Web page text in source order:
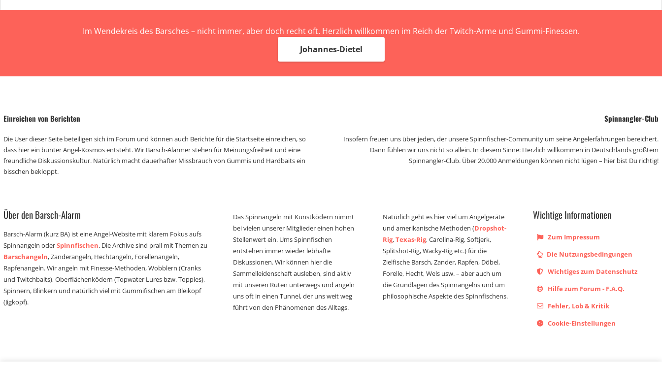
Im Wendekreis des Barsches – nicht immer, aber doch recht oft. Herzlich willkommen im Reich der Twitch-Arme und Gummi-Finessen.
Johannes-Dietel
Einreichen von Berichten
Die User dieser Seite beteiligen sich im Forum und können auch Berichte für die Startseite einreichen, so
dass hier ein bunter Angel-Kosmos entsteht. Wir Barsch-Alarmer stehen für Meinungsfreiheit und eine
freundliche Diskussionskultur. Natürlich macht dauerhafter Missbrauch von Gummis und Hardbaits ein
bisschen bekloppt.
Spinnangler-Club
Insofern freuen uns über jeden, der unsere Spinnfischer-Community um seine Angelerfahrungen bereichert.
Dann fühlen wir uns nicht so allein. In diesem Sinne: Herzlich willkommen in Deutschlands größtem
Spinnangler-Club. Über 20.000 Anmeldungen können nicht lügen – hier bist Du richtig!
Über den Barsch-Alarm
Barsch-Alarm (kurz BA) ist eine Angel-Website mit klarem Fokus aufs
Spinnangeln oderSpinnfischen. Die Archive sind prall mit Themen zu
Barschangeln, Zanderangeln, Hechtangeln, Forellenangeln,
Rapfenangeln. Wir angeln mit Finesse-Methoden, Wobblern (Cranks
und Twitchbaits), Oberflächenködern (Topwater Lures bzw. Toppies),
Spinnern, Blinkern und natürlich viel mit Gummifischen am Bleikopf
(Jigkopf).
Das Spinnangeln mit Kunstködern nimmt
bei vielen unserer Mitglieder einen hohen
Stellenwert ein. Ums Spinnfischen
entstehen immer wieder lebhafte
Diskussionen. Wir können hier die
Sammelleidenschaft ausleben, sind aktiv
mit unseren Ruten unterwegs und angeln
uns oft in einen Tunnel, der uns weit weg
führt von den Phänomenen des Alltags.
Natürlich geht es hier viel um Angelgeräte
und amerikanische Methoden (Dropshot-
Rig,Texas-Rig, Carolina-Rig, Softjerk,
Splitshot-Rig, Wacky-Rig etc.) für die
Zielfische Barsch, Zander, Rapfen, Döbel,
Forelle, Hecht, Wels usw. – aber auch um
die Grundlagen des Spinnangelns und um
philosophische Aspekte des Spinnfischens.
Wichtige Informationen
Zum Impressum
Die Nutzungsbedingungen
Wichtiges zum Datenschutz
Hilfe zum Forum - F.A.Q.
Fehler, Lob & Kritik
Cookie-Einstellungen